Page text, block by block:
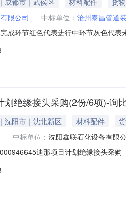
限公司 中标单位： 沧州泰昌管道
成环节红色代表进行中环节灰色代
日公布日期2026年08月03日其它需
划绝缘接头采购(2份/6项)-询
沈阳市｜沈北新区 材料配件
中标单位： 沈阳鑫联石化设备有限
迪那项目计划绝缘接头采